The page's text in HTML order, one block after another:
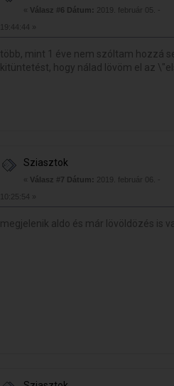
« Válasz #6 Dátum: 2019. február 05. -
19:44:44 »
több, mint 1 éve nem szóltam hozzá
kitüntetést, hogy nálad lövöm el az
Sziasztok
« Válasz #7 Dátum:
2019. február 06. -
10:25:54 »
megjelenik aldo és már lövöldözés is